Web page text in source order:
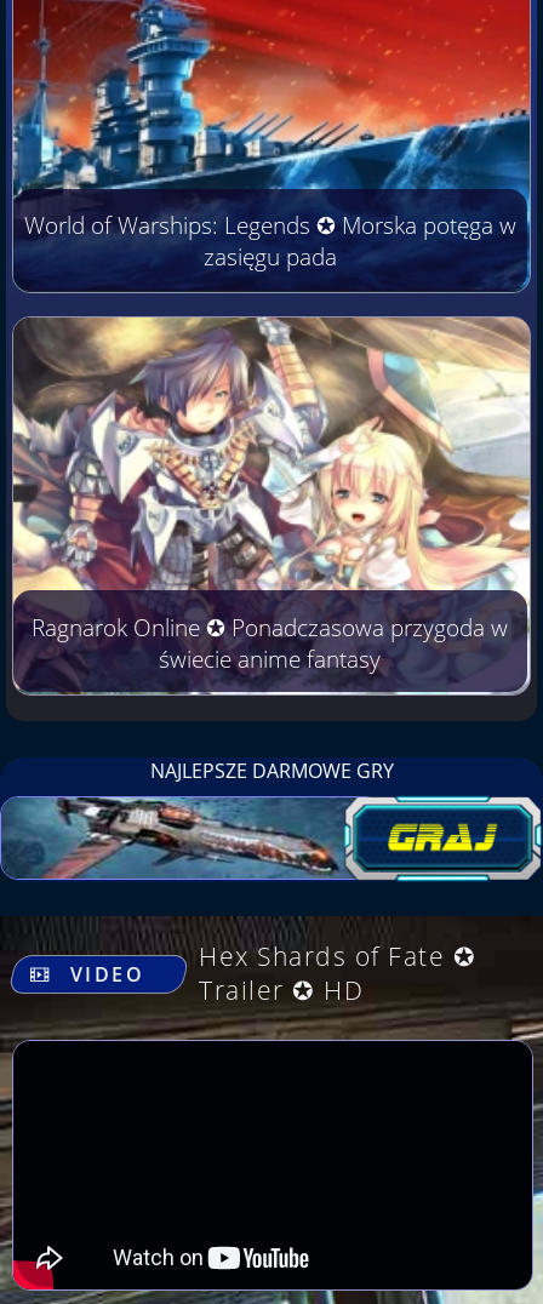
World of Warships: Legends ✪ Morska potęga w
zasięgu pada
Ragnarok Online ✪ Ponadczasowa przygoda w
świecie anime fantasy
NAJLEPSZE DARMOWE GRY
.
VIDEO
Hex Shards of Fate ✪
Trailer ✪ HD